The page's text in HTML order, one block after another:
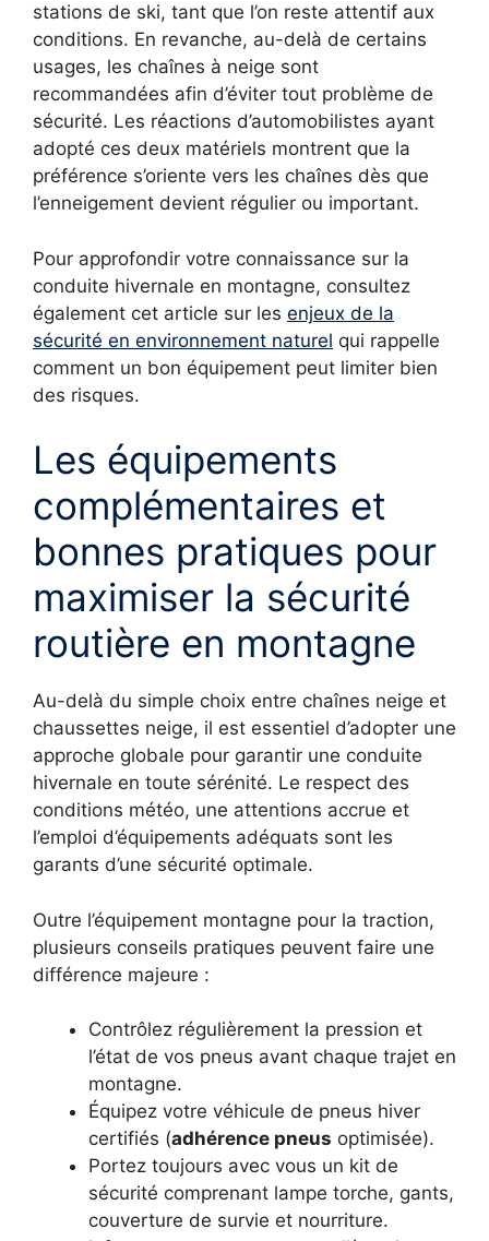
stations de ski, tant que l’on reste attentif aux
conditions. En revanche, au-delà de certains
usages, les chaînes à neige sont
recommandées afin d’éviter tout problème de
sécurité. Les réactions d’automobilistes ayant
adopté ces deux matériels montrent que la
préférence s’oriente vers les chaînes dès que
l’enneigement devient régulier ou important.
Pour approfondir votre connaissance sur la
conduite hivernale en montagne, consultez
également cet article sur les enjeux de la
sécurité en environnement naturel qui rappelle
comment un bon équipement peut limiter bien
des risques.
Les équipements
complémentaires et
bonnes pratiques pour
maximiser la sécurité
routière en montagne
Au-delà du simple choix entre chaînes neige et
chaussettes neige, il est essentiel d’adopter une
approche globale pour garantir une conduite
hivernale en toute sérénité. Le respect des
conditions météo, une attentions accrue et
l’emploi d’équipements adéquats sont les
garants d’une sécurité optimale.
Outre l’équipement montagne pour la traction,
plusieurs conseils pratiques peuvent faire une
différence majeure :
Contrôlez régulièrement la pression et
l’état de vos pneus avant chaque trajet en
montagne.
Équipez votre véhicule de pneus hiver
certifiés (adhérence pneus optimisée).
Portez toujours avec vous un kit de
sécurité comprenant lampe torche, gants,
couverture de survie et nourriture.